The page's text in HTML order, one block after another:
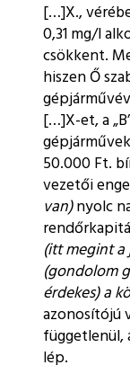
[…]X.,
0,31 mg/l
csökkent.
hiszen Ő
[…]X-et, a
50.000 Ft.
vezetői
van)nyolc
(itt megint a
(gondolom
érdekes) a
azonosítójú
függetlenül,
lép.